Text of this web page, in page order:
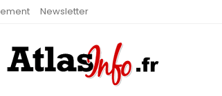
Newsletter